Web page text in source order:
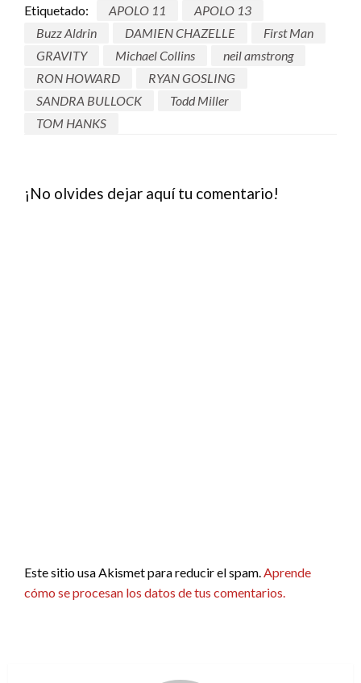
Etiquetado: APOLO 11
APOLO 13
Buzz Aldrin
DAMIEN CHAZELLE
First Man
GRAVITY
Michael Collins
neil amstrong
RON HOWARD
RYAN GOSLING
SANDRA BULLOCK
Todd Miller
TOM HANKS
¡No olvides dejar aquí tu comentario!
Este sitio usa Akismet para reducir el spam. Aprende
cómo se procesan los datos de tus comentarios.